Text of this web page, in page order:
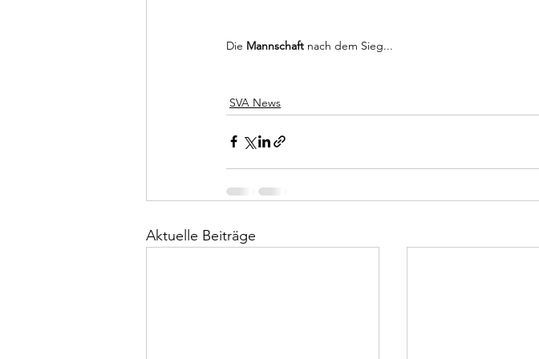
Die Mannschaft
SVA News
Aktuelle Beiträge